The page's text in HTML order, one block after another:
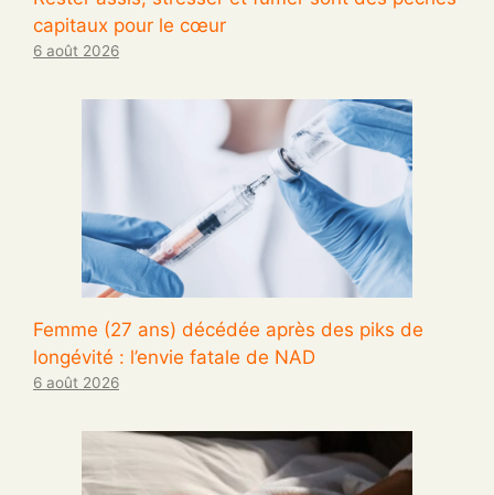
capitaux pour le cœur
6 août 2026
Femme (27 ans) décédée après des piks de
longévité : l’envie fatale de NAD
6 août 2026